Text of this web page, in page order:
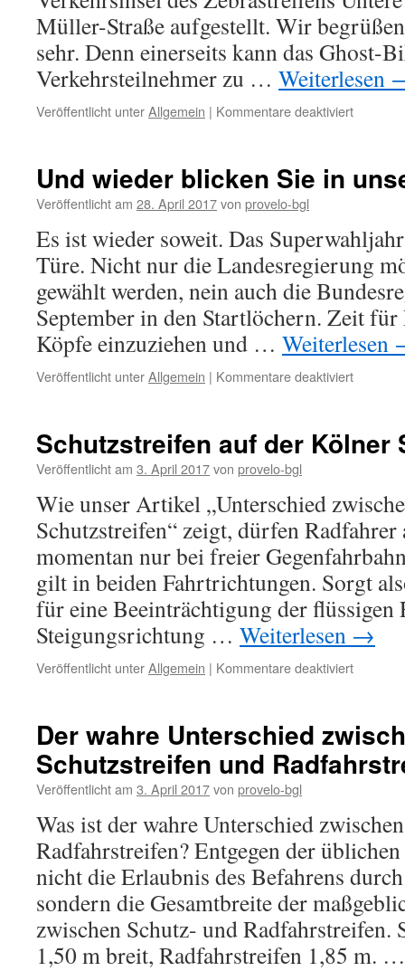
Müller-Straße aufgestellt. Wir
sehr. Denn einerseits kann das Ghost-
Verkehrsteilnehmer zu … Weiterlesen
Veröffentlicht unterAllgemein | Kommentare deaktiviertfür
Unteren
Und wieder blicken Sie in
Veröffentlicht am 28. April 2017von provelo-bgl
Es ist wieder soweit. Das
Türe. Nicht nur die Landesregierung
gewählt werden, nein auch die
September in den Startlöchern. Zeit
Köpfe einzuziehen und … Weiterlesen
Veröffentlicht unterAllgemein | Kommentare deaktiviertfür
Sie
Schutzstreifen auf der Kölner
Veröffentlicht am 3. April 2017von provelo-bgl
Wie unser Artikel „Unterschied
Schutzstreifen“ zeigt, dürfen
momentan nur bei freier
gilt in beiden Fahrtrichtungen. Sorgt
für eine Beeinträchtigung der flüssigen
Steigungsrichtung … Weiterlesen →
Veröffentlicht unterAllgemein | Kommentare deaktiviertfür
Kölner
Straße
Der wahre Unterschied
Schutzstreifen und
Veröffentlicht am 3. April 2017von provelo-bgl
Was ist der wahre Unterschied
Radfahrstreifen? Entgegen der
nicht die Erlaubnis des Befahrens
sondern die Gesamtbreite der
zwischen Schutz- und Radfahrstreifen.
1,50 m breit, Radfahrstreifen 1,85 m.